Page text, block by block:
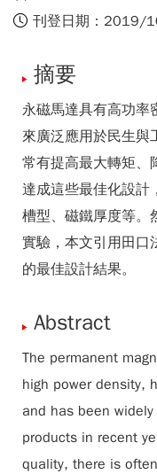
刊登日期：2019/
摘要
永磁馬達具有高功率
來廣泛應用於民生與
常有提高最大轉矩、
達成這些最佳化設計
槽型、磁鐵厚度等。
實驗，本文引用田口
的最佳設計結果。
Abstract
The permanent
high power density,
and has been
products in recent
quality, there is